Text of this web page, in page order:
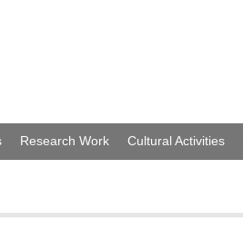
Research Work Cultural Activities